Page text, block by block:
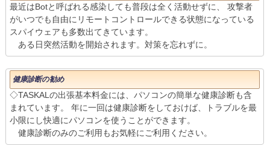
最近はBotと呼ばれる感染しても普段は全く活動せずに、 攻撃者
がいつでも自由にリモートコントロールできる状態になっている
スパイウェアも多数出てきています。
ある日突然活動を開始されます。対策を忘れずに。
健康診断の勧め
◇TASKALの出張基本料金には、パソコンの簡単な健康診断も含
まれています。 年に一回は健康診断をしておけば、トラブルを最
小限にし快適にパソコンを使うことができます。
健康診断のみのご利用もお気軽にご利用ください。